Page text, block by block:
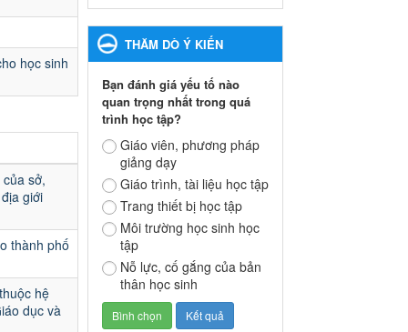
học sinh
sở,
giới
thành phố
hệ
dục và
Quyết định công bố thủ tục
hành chính bị bãi bỏ trong
lĩnh vực giáo dục đào tạo
thuộc hệ giáo dục quốc
dân và cơ sở giáo dục khác
thuộc thẩm quyền giải
quyết của Sở Giáo dục và
Đào tạo, Ủy ban nhân dân
cấp huyện
Quyết định công bố thủ tục
hành chính bị bãi bỏ trong lĩnh
vực giáo dục đào tạo thuộc hệ
giáo dục quốc dân và cơ sở
giáo dục khác thuộc thẩm
quyền giải quyết của Sở Giáo
dục và Đào tạo, Ủy ban nhân
dân cấp huyện
Ngày ban hành: 30/09/2024
THĂM DÒ Ý KIẾN
Bạn đánh giá yếu tố nào
quan trọng nhất trong quá
trình học tập?
Giáo viên, phương pháp
giảng dạy
Giáo trình, tài liệu học tập
Trang thiết bị học tập
Môi trường học sinh học
tập
Nỗ lực, cố gắng của bản
thân học sinh